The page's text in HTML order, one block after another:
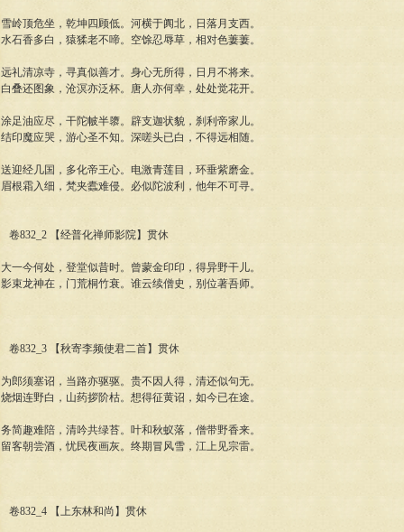
雪岭顶危坐，乾坤四顾低。河横于阗北，日落月支西。
水石香多白，猿猱老不啼。空馀忍辱草，相对色萋萋。
远礼清凉寺，寻真似善才。身心无所得，日月不将来。
白叠还图象，沧溟亦泛杯。唐人亦何幸，处处觉花开。
涂足油应尽，干陀帔半隳。辟支迦状貌，刹利帝家儿。
结印魔应哭，游心圣不知。深嗟头已白，不得远相随。
送迎经几国，多化帝王心。电激青莲目，环垂紫磨金。
眉根霜入细，梵夹蠹难侵。必似陀波利，他年不可寻。
卷832_2 【经普化禅师影院】贯休
大一今何处，登堂似昔时。曾蒙金印印，得异野干儿。
影束龙神在，门荒桐竹衰。谁云续僧史，别位著吾师。
卷832_3 【秋寄李频使君二首】贯休
为郎须塞诏，当路亦驱驱。贵不因人得，清还似句无。
烧烟连野白，山药拶阶枯。想得征黄诏，如今已在途。
务简趣难陪，清吟共绿苔。叶和秋蚁落，僧带野香来。
留客朝尝酒，忧民夜画灰。终期冒风雪，江上见宗雷。
卷832_4 【上东林和尚】贯休